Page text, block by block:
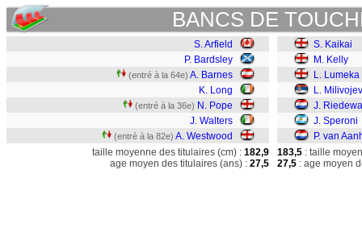
BANCS DE
S. Arfield
P. Bardsley
(entré à la 64e) A. Barnes
K. Long
(entré à la 36e) N. Pope
J. Walters
(entré à la 82e) A. Westwood
S. Kaikai
M. Kelly
L. Lumeka
L.
J.
J. Speroni
P. van
taille moyenne des titulaires (cm) : 182,9
age moyen des titulaires (ans) : 27,5
183,5 : taille
27,5 : age moyen